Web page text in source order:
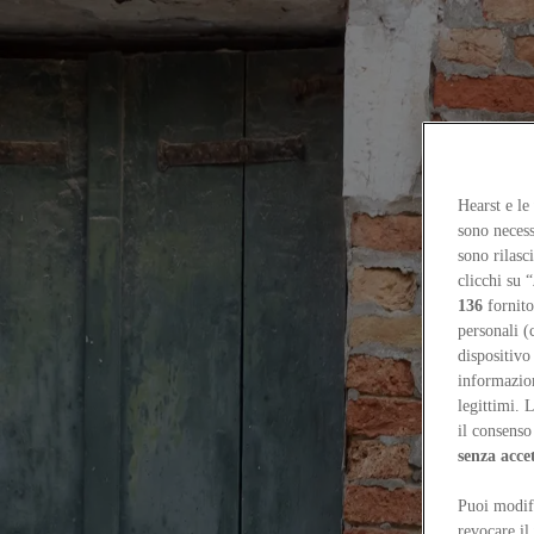
Now
Contacts
EN
Tags
#amateurarchitecturestudio
Xi’an Grand Theater: a theater without a centerGuanghui Ding
Hearst e
sono
sono
clicchi su “
136
personali
dispositivo
legittimi.
il
senza
Puoi